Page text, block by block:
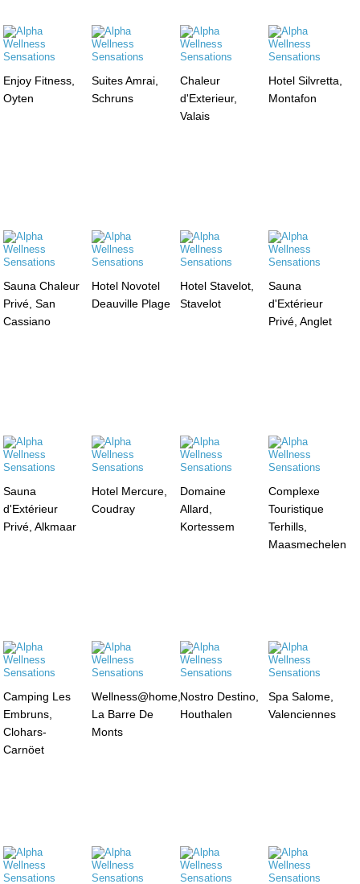
Enjoy Fitness,
Oyten
Suites Amrai,
Schruns
Chaleur
d'Exterieur,
Valais
Hotel Silvretta,
Montafon
Sauna Chaleur
Privé, San
Cassiano
Hotel Novotel
Deauville Plage
Hotel Stavelot,
Stavelot
Sauna
d'Extérieur
Privé, Anglet
Sauna
d'Extérieur
Privé, Alkmaar
Hotel Mercure,
Coudray
Domaine
Allard,
Kortessem
Complexe
Touristique
Terhills,
Maasmechelen
Camping Les
Embruns,
Clohars-
Carnöet
Wellness@home,
La Barre De
Monts
Nostro Destino,
Houthalen
Spa Salome,
Valenciennes